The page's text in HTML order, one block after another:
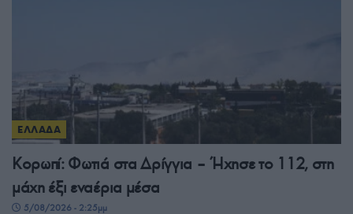
ΕΛΛΑΔΑ
Κορωπί: Φωτιά στα Δρίγγια – Ήχησε το 112, στη
μάχη έξι εναέρια μέσα
5/08/2026 - 2:25μμ